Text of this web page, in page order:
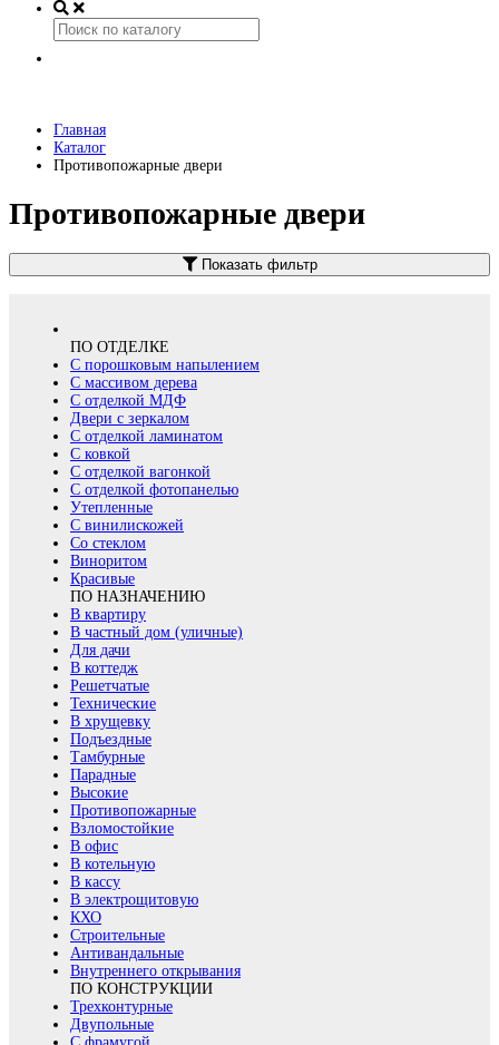
Главная
Каталог
Противопожарные двери
Противопожарные двери
Показать фильтр
ПО ОТДЕЛКЕ
С порошковым напылением
С массивом дерева
С отделкой МДФ
Двери с зеркалом
С отделкой ламинатом
С ковкой
С отделкой вагонкой
С отделкой фотопанелью
Утепленные
С винилискожей
Со стеклом
Виноритом
Красивые
ПО НАЗНАЧЕНИЮ
В квартиру
В частный дом (уличные)
Для дачи
В коттедж
Решетчатые
Технические
В хрущевку
Подъездные
Тамбурные
Парадные
Высокие
Противопожарные
Взломостойкие
В офис
В котельную
В кассу
В электрощитовую
КХО
Строительные
Антивандальные
Внутреннего открывания
ПО КОНСТРУКЦИИ
Трехконтурные
Двупольные
С фрамугой